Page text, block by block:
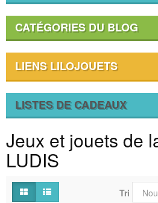
CATÉGORIES DU BLOG
LIENS LILOJOUETS
LISTES DE CADEAUX
Jeux et jouets de
LUDIS
Tri